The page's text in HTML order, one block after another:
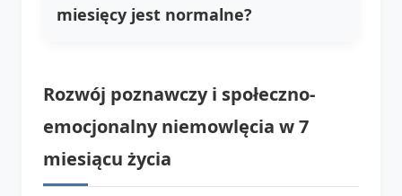
miesięcy jest normalne?
Rozwój poznawczy i społeczno-
emocjonalny niemowlęcia w 7
miesiącu życia